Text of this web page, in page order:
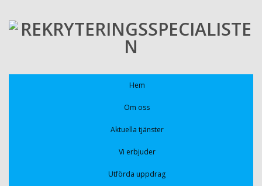
Hem
Om oss
Aktuella tjänster
Vi erbjuder
Utförda uppdrag